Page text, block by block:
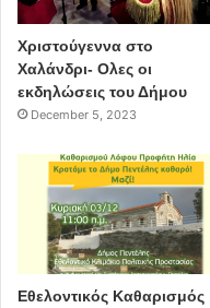
Χριστούγεννα στο
Χαλάνδρι- Ολες οι
εκδηλώσεις του Δήμου
December 5, 2023
Εθελοντικός Καθαρισμός